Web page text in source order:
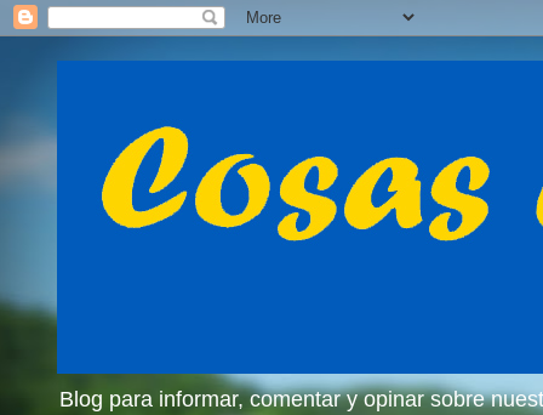
Blog para informar, comentar y opinar sobre